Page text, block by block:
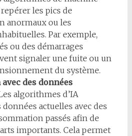
les pics de
anormaux ou les
Par exemple,
ou des démarrages
signaler une fuite ou un
du système.
des données
algorithmes d’IA
actuelles avec des
passés afin de
importants. Cela permet